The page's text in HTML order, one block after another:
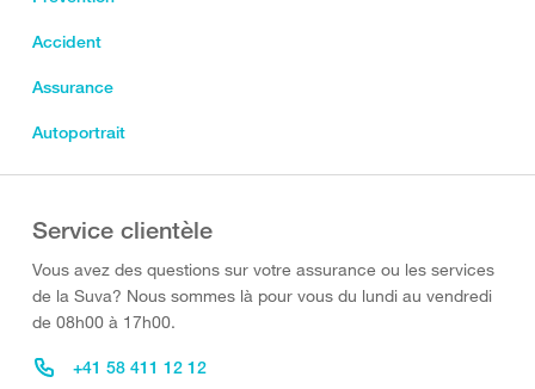
Accident
Assurance
Autoportrait
Service clientèle
Vous avez des questions sur votre assurance ou les services
de la Suva? Nous sommes là pour vous du lundi au vendredi
de 08h00 à 17h00.
+41 58 411 12 12